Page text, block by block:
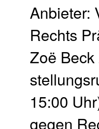
Anbieter:
Rechts
Zoë
15:00
gegen